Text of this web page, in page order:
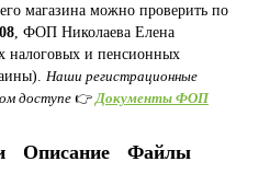
магазина можно проверить по
, ФОП Николаева Елена
налоговых и пенсионных
Наши регистрационные
доступе👉 Документы ФОП
Описание Файлы